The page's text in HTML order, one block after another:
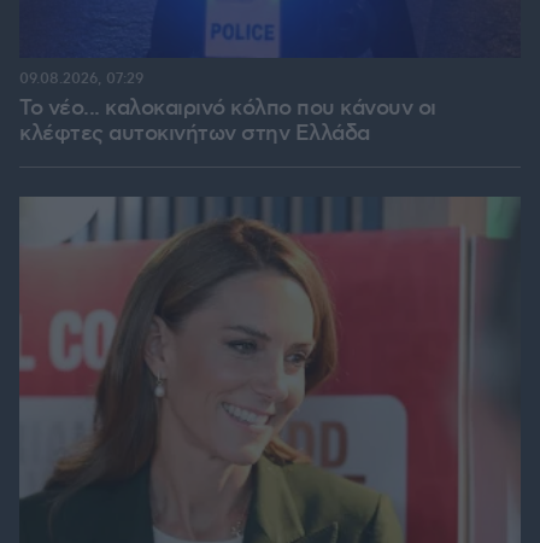
Το νέο... καλοκαιρινό κόλπο που κάνουν οι
κλέφτες αυτοκινήτων στην Ελλάδα
09.08.2026, 07:29